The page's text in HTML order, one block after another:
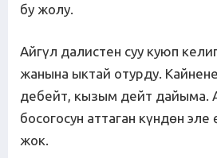
бу жолу.
Айгүл далистен суу куюп
жанына ыктай отурду.
дебейт, кызым дейт дайыма.
босогосун аттаган күндөн эле
жок.